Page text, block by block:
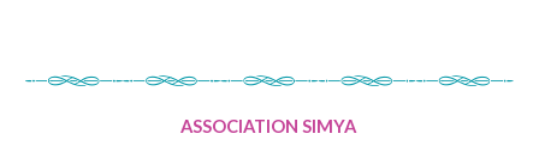
ASSOCIATION SIMYA